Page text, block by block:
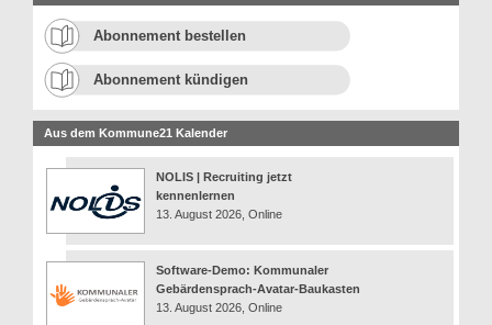
Abonnement bestellen
Abonnement kündigen
Aus dem Kommune21 Kalender
NOLIS | Recruiting jetzt
kennenlernen
13. August 2026, Online
Software-Demo: Kommunaler
Gebärdensprach-Avatar-Baukasten
13. August 2026, Online